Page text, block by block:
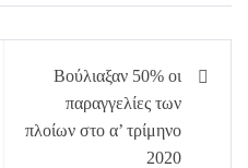
Βούλιαξαν 50% οι
παραγγελίες των
πλοίων στο α’ τρίμηνο
2020